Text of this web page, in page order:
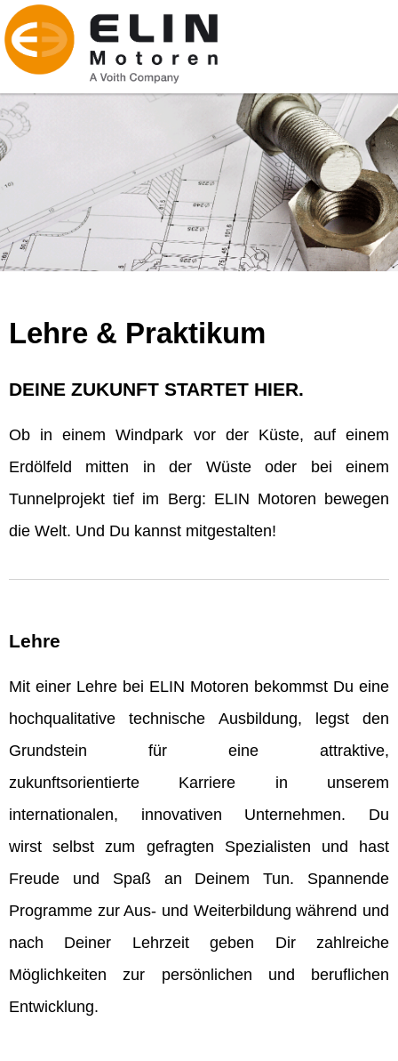
Lehre & Praktikum
DEINE ZUKUNFT STARTET HIER.
Ob in einem Windpark vor der Küste, auf einem
Erdölfeld mitten in der Wüste oder bei einem
Tunnelprojekt tief im Berg: ELIN Motoren bewegen
die Welt. Und Du kannst mitgestalten!
Lehre
Mit einer Lehre bei ELIN Motoren bekommst Du eine
hochqualitative technische Ausbildung, legst den
Grundstein für eine attraktive,
zukunftsorientierte Karriere in unserem
internationalen, innovativen Unternehmen. Du
wirst selbst zum gefragten Spezialisten und hast
Freude und Spaß an Deinem Tun. Spannende
Programme zur Aus- und Weiterbildung während und
nach Deiner Lehrzeit geben Dir zahlreiche
Möglichkeiten zur persönlichen und beruflichen
Entwicklung.